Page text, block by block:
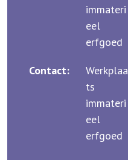
immateri
eel
erfgoed
Contact:
Werkplaa
ts
immateri
eel
erfgoed